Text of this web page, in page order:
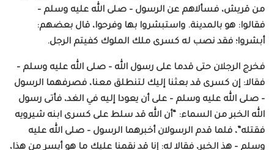
من قريش، فسألاهم عن الرسول – صلى الله عليه وسلم –
فقالوا: هو بالمدينة. واستبشروا بها وفرحوا، قال بعضهم:
أبشروا؛ فقد نصب له كسرى ملك الملوك كفيتم الرجل.
فخرج الرجلان حتى قدما على رسول الله – صلى الله عليه وسلم –
فقالا: إن كسرى قد بعثنا إليك لتنطلق معنا، فصرفهما الرسول
– صلى الله عليه وسلم – على أن يعودا إليه في الغد، فأتى رسول
الله الخبر من السماء: “أن الله قد سلط على كسرى ابنه شيرويه
فقتله”، فلما قدم الرسولان أخبرهما الرسول – صلى الله عليه
وسلم – هذ الخبر، فقالا له: إنا قد نقمنا عليك ما هو أيسر من هذا،